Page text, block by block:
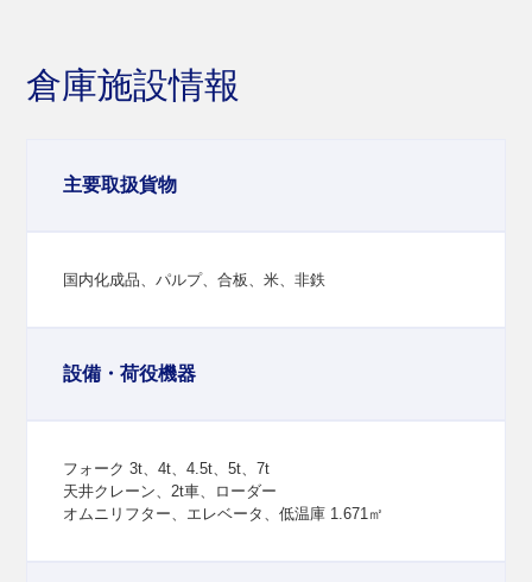
倉庫施設情報
主要取扱貨物
国内化成品、パルプ、合板、米、非鉄
設備・荷役機器
フォーク 3t、4t、4.5t、5t、7t
天井クレーン、2t車、ローダー
オムニリフター、エレベータ、低温庫 1.671㎡